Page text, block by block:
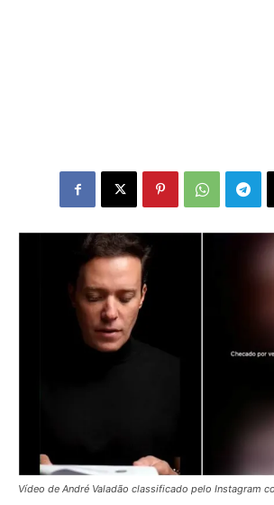
Vídeo de André Valadão classificado pelo Instagram